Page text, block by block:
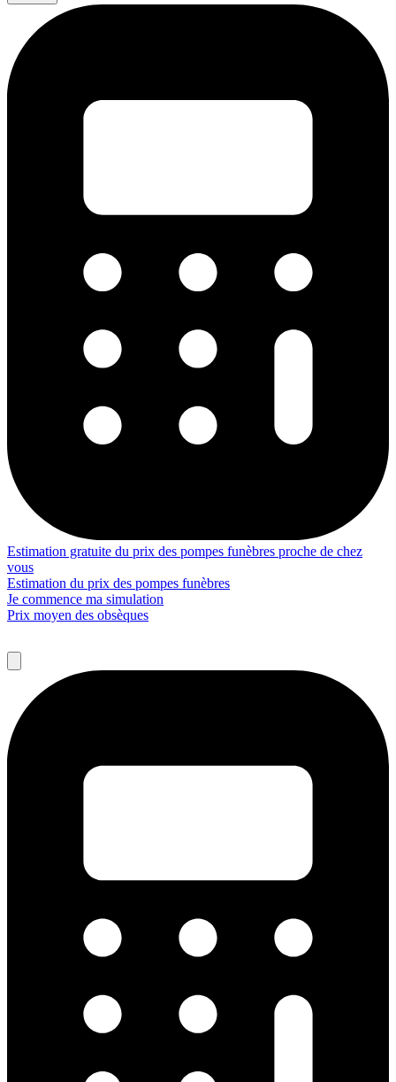
Estimation gratuite du prix des pompes funèbres proche de chez
vous
Estimation du prix des pompes funèbres
Je commence ma simulation
Prix moyen des obsèques